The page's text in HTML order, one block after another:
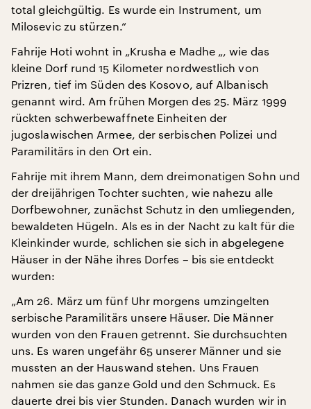
total gleichgültig. Es wurde ein Instrument, um
Milosevic zu stürzen.“
Fahrije Hoti wohnt in „Krusha e Madhe „, wie das
kleine Dorf rund 15 Kilometer nordwestlich von
Prizren, tief im Süden des Kosovo, auf Albanisch
genannt wird. Am frühen Morgen des 25. März 1999
rückten schwerbewaffnete Einheiten der
jugoslawischen Armee, der serbischen Polizei und
Paramilitärs in den Ort ein.
Fahrije mit ihrem Mann, dem dreimonatigen Sohn und
der dreijährigen Tochter suchten, wie nahezu alle
Dorfbewohner, zunächst Schutz in den umliegenden,
bewaldeten Hügeln. Als es in der Nacht zu kalt für die
Kleinkinder wurde, schlichen sie sich in abgelegene
Häuser in der Nähe ihres Dorfes – bis sie entdeckt
wurden:
„Am 26. März um fünf Uhr morgens umzingelten
serbische Paramilitärs unsere Häuser. Die Männer
wurden von den Frauen getrennt. Sie durchsuchten
uns. Es waren ungefähr 65 unserer Männer und sie
mussten an der Hauswand stehen. Uns Frauen
nahmen sie das ganze Gold und den Schmuck. Es
dauerte drei bis vier Stunden. Danach wurden wir in